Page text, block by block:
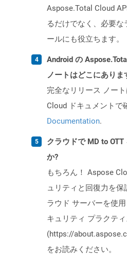
Aspose.Total Cloud
るだけでなく、必要な
ールにも役立ちます。
Android の
ノートはどこにありま
完全なリリース ノー
Cloud ドキュメントで
Documentation.
クラウドで MD to
か?
もちろん！ Aspose
ュリティと回復力を保
ラウド サーバーを使
キュリティ プラクティ
(https://
をお読みください。